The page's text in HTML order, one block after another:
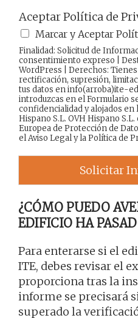
Aceptar Política de
Marcar y Aceptar
Finalidad: Solicitud de
consentimiento expreso |
WordPress | Derechos:
rectificación, supresión,
tus datos en info(arroba)ite-
introduzcas en el Formulario
confidencialidad y alojados en
Hispano S.L. OVH Hispano
Europea de Protección de
elAviso Legaly laPolítica de
Solicitar
¿CÓMO PUEDO
EDIFICIO HA
Para enterarse si el
ITE, debes revisar el
proporciona tras la
informe se precisará
superado la